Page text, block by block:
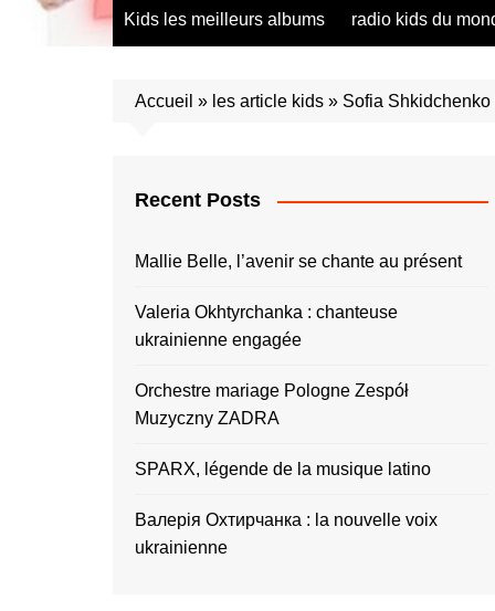
radio saumur Maine et Loire
présentation de
talents – English
présentation de
présentation de
talents –
présentation de
talents –
présentation de
présentation de
présentation de
talents – Español
présentation de
talents –
présentation de
Kids les meilleurs albums radio kids du
Accueil » les article kids » Sofia
Recent Posts
Mallie Belle, l’avenir se chante au présent
Valeria Okhtyrchanka : chanteuse
ukrainienne engagée
Orchestre mariage Pologne Zespół
Muzyczny ZADRA
SPARX, légende de la musique latino
Валерія Охтирчанка : la nouvelle voix
ukrainienne